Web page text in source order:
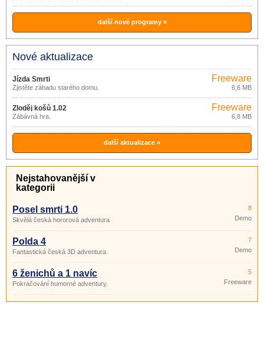
další nové programy »
Nové aktualizace
Jízda Smrti
Zjistěte záhadu starého domu.
Freeware
6,6 MB
Zloděj košů 1.02
Zábávná hra.
Freeware
6,8 MB
další aktualizace »
Nejstahovanější v
kategorii
Posel smrti 1.0
Skvělá česká hororová adventura
8
Demo
Polda 4
Fantastická česká 3D adventura.
7
Demo
6 ženichů a 1 navíc
Pokračování humorné adventury.
5
Freeware